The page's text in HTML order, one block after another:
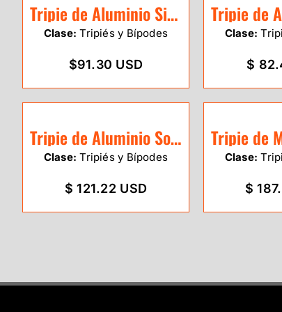
Tripie de Aluminio SitePro uso medio red cabeza redonda / 01-ALQR20-DCOR
Clase: Tripiés y Bípodes
$91.30 USD
Clase:
$
Tripie de Aluminio Sokkia PFA1
Clase: Tripiés y Bípodes
$ 121.22 USD
Clase:
$